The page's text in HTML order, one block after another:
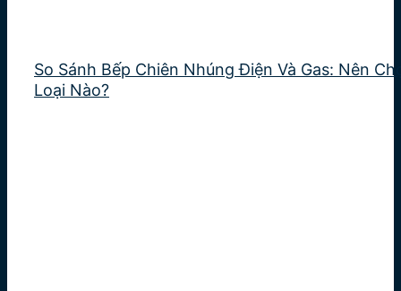
So Sánh Bếp Chiên Nhúng Điện Và Gas: Nên
Loại Nào?